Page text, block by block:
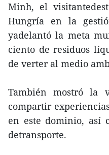
Minh, el
Hungría en la
yadelantó la meta
ciento de residuos
de verter al medio
También mostró la
compartir
en este dominio, así
detransporte.